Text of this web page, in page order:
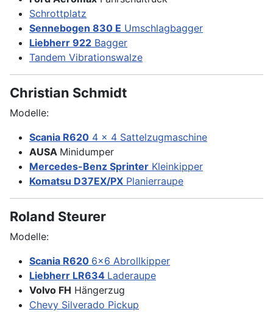
Schrottplatz
Sennebogen 830 E Umschlagbagger
Liebherr 922 Bagger
Tandem Vibrationswalze
Christian Schmidt
Modelle:
Scania R620 4 x 4 Sattelzugmaschine
AUSA Minidumper
Mercedes-Benz Sprinter Kleinkipper
Komatsu D37EX/PX Planierraupe
Roland Steurer
Modelle:
Scania R620 6x6 Abrollkipper
Liebherr LR634 Laderaupe
Volvo FH Hängerzug
Chevy Silverado Pickup